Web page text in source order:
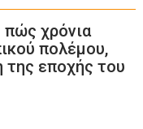
πώς χρόνια
πολέμου,
εποχής του